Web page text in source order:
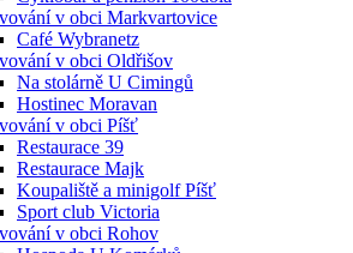
v obci Markvartovice
Café Wybranetz
v obci Oldřišov
Na stolárně U Cimingů
Hostinec Moravan
v obci Píšť
Restaurace 39
Restaurace Majk
Koupaliště a minigolf Píšť
Sport club Victoria
v obci Rohov